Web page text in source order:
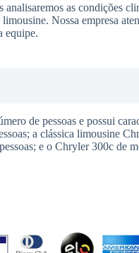
as condições
Nossa empresa
equipe.
de pessoas e possui
a clássica limousine
e o Chryler 300c de